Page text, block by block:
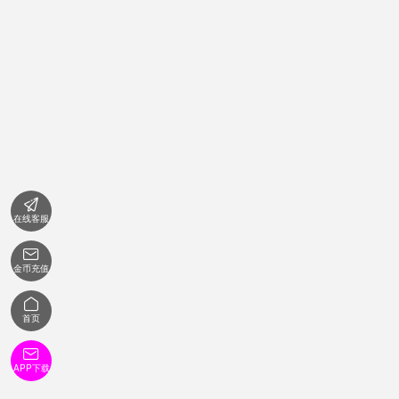

在线客服

金币充值

首页

APP下载